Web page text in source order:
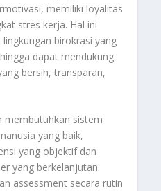
memiliki loyalitas
stres kerja. Hal ini
birokrasi yang
dapat mendukung
bersih, transparan,
membutuhkan sistem
yang baik,
yang objektif dan
yang berkelanjutan.
assessment secara rutin